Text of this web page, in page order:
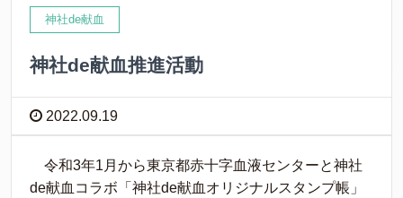
神社de献血
神社de献血推進活動
2022.09.19
令和3年1月から東京都赤十字血液センターと神社
de献血コラボ「神社de献血オリジナルスタンプ帳」